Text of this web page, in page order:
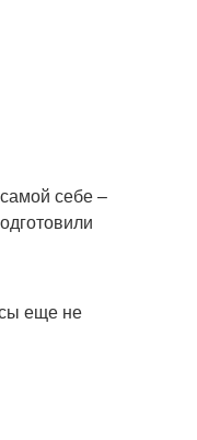
себе –
еще не